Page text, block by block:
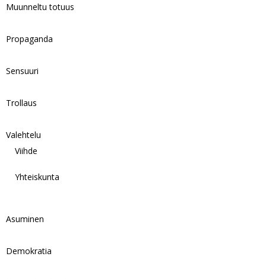
Muunneltu totuus
Propaganda
Sensuuri
Trollaus
Valehtelu
Viihde
Yhteiskunta
Asuminen
Demokratia